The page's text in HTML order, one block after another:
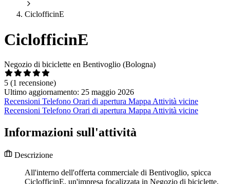
CiclofficinE
CiclofficinE
Negozio di biciclette en Bentivoglio (Bologna)
5 (1 recensione)
Ultimo aggiornamento: 25 maggio 2026
Recensioni Telefono Orari di apertura Mappa Attività vicine
Recensioni Telefono Orari di apertura Mappa Attività vicine
Informazioni sull'attività
Descrizione
All'interno dell'offerta commerciale di Bentivoglio, spicca
CiclofficinE, un'impresa focalizzata in Negozio di biciclette.